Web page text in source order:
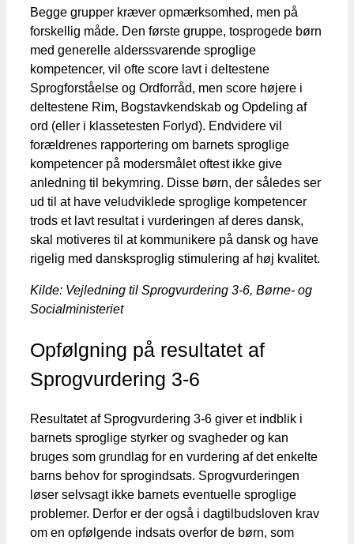
Begge grupper kræver opmærksomhed, men på
forskellig måde. Den første gruppe, tosprogede børn
med generelle alderssvarende sproglige
kompetencer, vil ofte score lavt i deltestene
Sprogforståelse og Ordforråd, men score højere i
deltestene Rim, Bogstavkendskab og Opdeling af
ord (eller i klassetesten Forlyd). Endvidere vil
forældrenes rapportering om barnets sproglige
kompetencer på modersmålet oftest ikke give
anledning til bekymring. Disse børn, der således ser
ud til at have veludviklede sproglige kompetencer
trods et lavt resultat i vurderingen af deres dansk,
skal motiveres til at kommunikere på dansk og have
rigelig med dansksproglig stimulering af høj kvalitet.
Kilde: Vejledning til Sprogvurdering 3-6, Børne- og
Socialministeriet
Opfølgning på resultatet af
Sprogvurdering 3-6
Resultatet af Sprogvurdering 3-6 giver et indblik i
barnets sproglige styrker og svagheder og kan
bruges som grundlag for en vurdering af det enkelte
barns behov for sprogindsats. Sprogvurderingen
løser selvsagt ikke barnets eventuelle sproglige
problemer. Derfor er der også i dagtilbudsloven krav
om en opfølgende indsats overfor de børn, som